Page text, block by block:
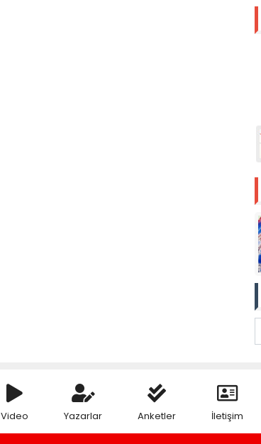
Video Yazarlar Anketler İletişim